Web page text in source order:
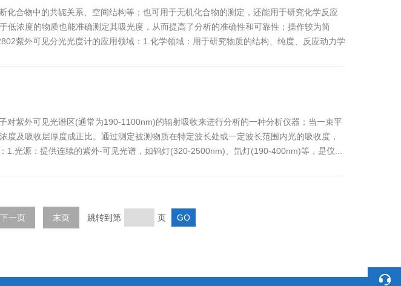
合物中的共轭关系、空间结构等；也可用于无机化合物的测定，还能用于研究化学反应
浓度的物质也能准确测定其吸光度，从而提高了分析的准确性和可靠性；操作较为简
紫外可见分光光度计的应用领域：1.化学领域：用于研究物质的结构、纯度、反应动力学
对紫外可见光谱区(通常为190-1100nm)的辐射吸收来进行分析的一种分析仪器；当一束平
及吸收层厚度成正比。通过测定被测物质在特定波长处或一定波长范围内光的吸收度，
光源：提供连续的紫外-可见光谱，如钨灯(320-2500nm)、氘灯(190-400nm)等，是仪...
下一页 末页 跳转到第 页